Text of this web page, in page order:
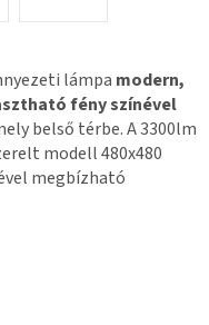
lámpa modern,
fény színével
belső térbe. A 3300lm
modell 480x480
megbízható